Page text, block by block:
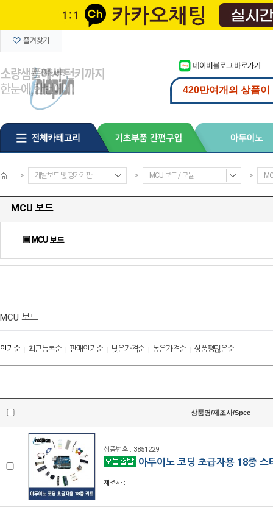
> 개발보드 및 평가기판 > MCU 보드 / 모듈 >
MCU 보드
▣ MCU 보드
MCU 보드
인기순| 최근등록순| 판매인기순| 낮은가격순| 높은가격순| 상품평많은순
상품명/제조사/Spec
상품번호 : 3851229
아두이노 코딩 초급자용 18종 스
제조사 :